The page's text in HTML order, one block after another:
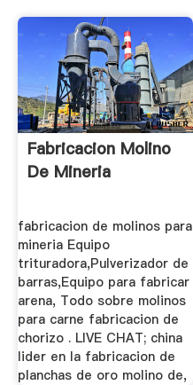
Fabricacion Molino
De Mineria
fabricacion de molinos para
mineria Equipo
trituradora,Pulverizador de
barras,Equipo para fabricar
arena, Todo sobre molinos
para carne fabricacion de
chorizo . LIVE CHAT; china
lider en la fabricacion de
planchas de oro molino de,